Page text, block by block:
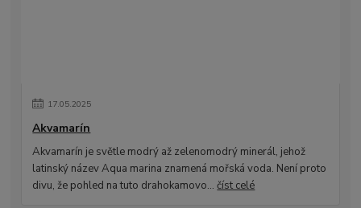
17.05.2025
Akvamarín
Akvamarín je světle modrý až zelenomodrý minerál, jehož
latinský název Aqua marina znamená mořská voda. Není proto
divu, že pohled na tuto drahokamovo...číst celé